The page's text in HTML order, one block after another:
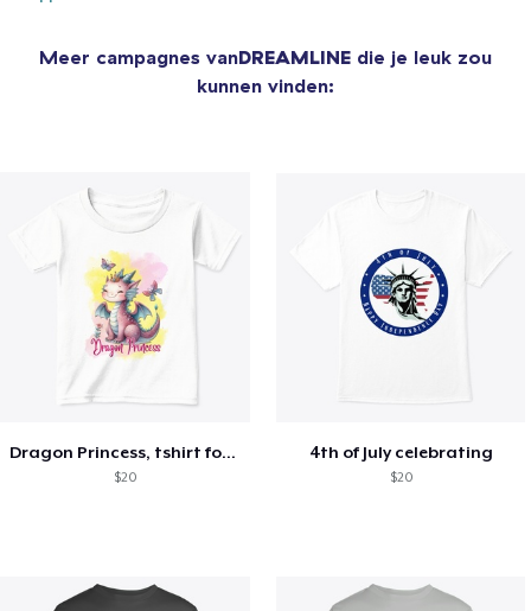
Meer campagnes vanDREAMLINE die je leuk zou
kunnen vinden:
Dragon Princess, tshirt for Summer
$20
4th of July celebrating
$20